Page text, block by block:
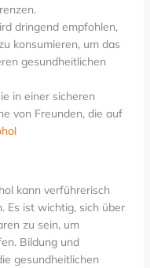
dringend empfohlen,
konsumieren, um das
gesundheitlichen
in einer sicheren
von Freunden, die auf
kann verführerisch
Es ist wichtig, sich über
zu sein, um
Bildung und
gesundheitlichen